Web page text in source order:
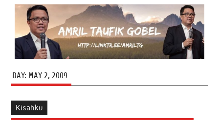
DAY: MAY 2, 2009
Kisahku